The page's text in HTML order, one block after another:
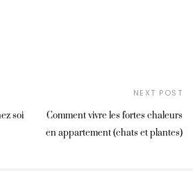
soi
NEXT POST
Comment vivre les fortes chaleurs
en appartement (chats et plantes)